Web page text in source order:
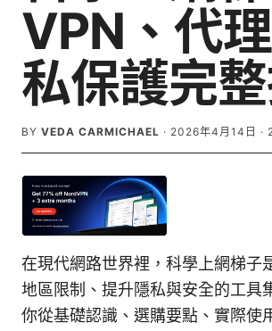
VPN、代
私保護完
BY VEDA CARMICHAEL · 2026年4月14日 ·
在現代網路世界裡，科學上網梯子
地區限制、提升隱私與安全的工具
你從基礎認識、選購要點、實際使